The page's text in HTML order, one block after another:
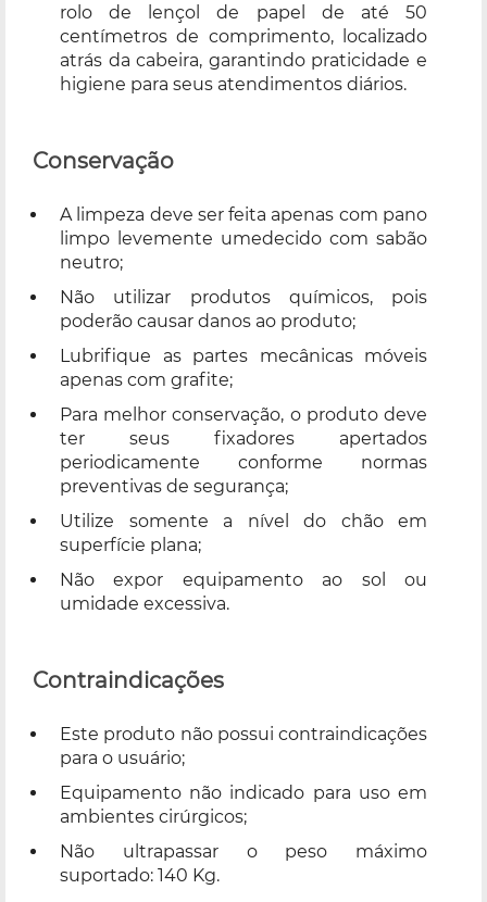
rolo de lençol de papel de até 50
centímetros de comprimento, localizado
atrás da cabeira, garantindo praticidade e
higiene para seus atendimentos diários.
Conservação
A limpeza deve ser feita apenas com pano
limpo levemente umedecido com sabão
neutro;
Não utilizar produtos químicos, pois
poderão causar danos ao produto;
Lubrifique as partes mecânicas móveis
apenas com grafite;
Para melhor conservação, o produto deve
ter seus fixadores apertados
periodicamente conforme normas
preventivas de segurança;
Utilize somente a nível do chão em
superfície plana;
Não expor equipamento ao sol ou
umidade excessiva.
Contraindicações
Este produto não possui contraindicações
para o usuário;
Equipamento não indicado para uso em
ambientes cirúrgicos;
Não ultrapassar o peso máximo
suportado: 140 Kg.